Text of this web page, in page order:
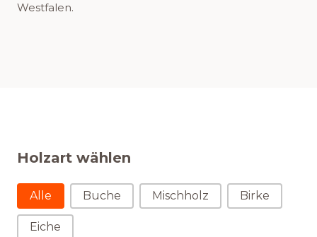
Westfalen.
Holzart wählen
Holzart wählen
Alle Buche Mischholz Birke
Eiche